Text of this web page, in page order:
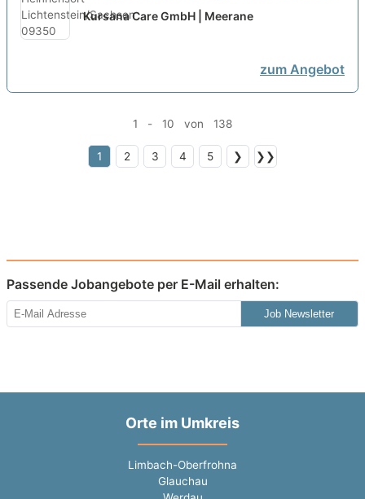
Pflegeheim Meerane Haus Ost
Kursana Care GmbH | Meerane
zum Angebot
1 - 10 von 138
1 2 3 4 5 ❯ ❯❯
Passende Jobangebote per E-Mail erhalten:
Job Newsletter
Orte im Umkreis
Limbach-Oberfrohna
Glauchau